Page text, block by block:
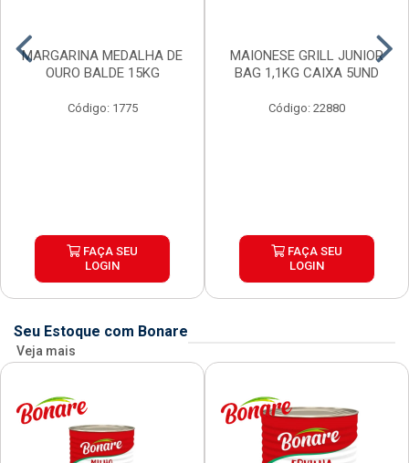
MARGARINA MEDALHA DE
OURO BALDE 15KG
Código: 1775
FAÇA SEU
LOGIN
MAIONESE GRILL JUNIOR
BAG 1,1KG CAIXA 5UND
Código: 22880
FAÇA SEU
LOGIN
Seu Estoque com Bonare
Veja mais